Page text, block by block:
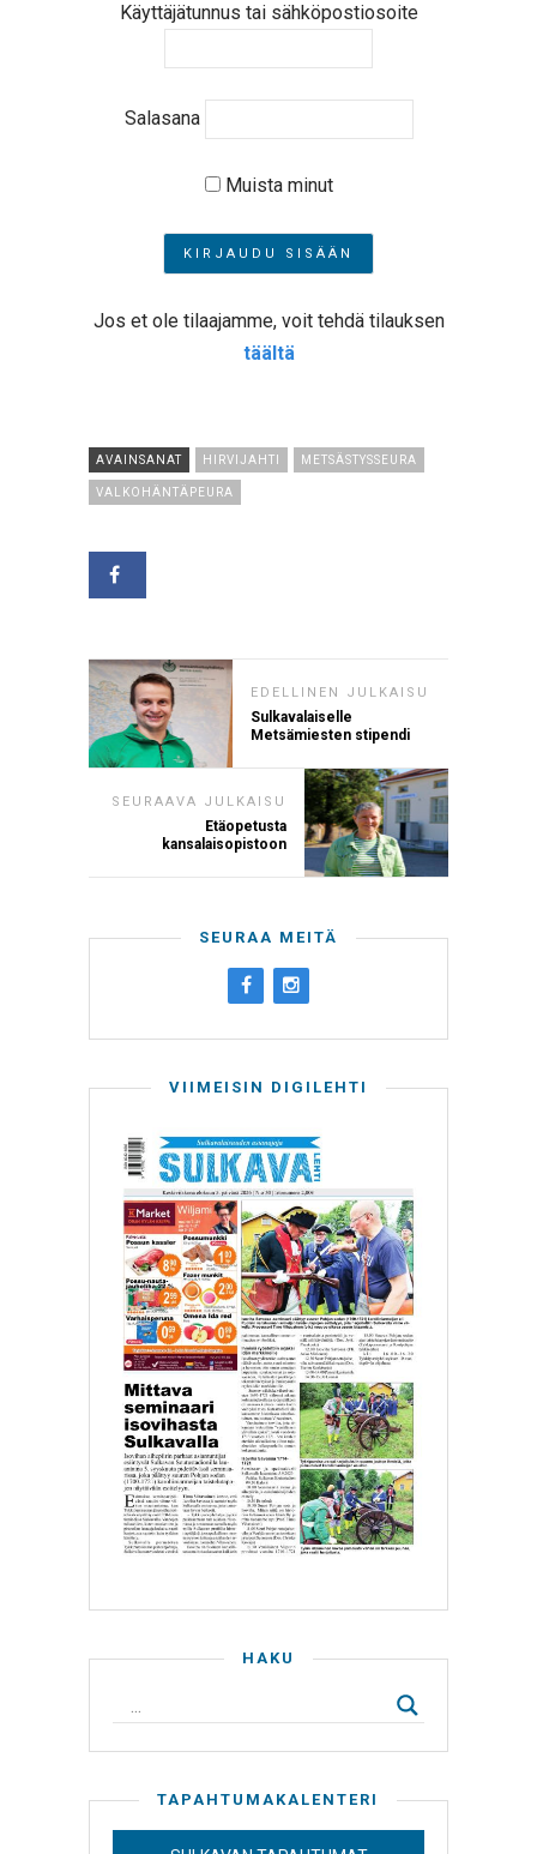
Käyttäjätunnus tai sähköpostiosoite
Salasana
Muista minut
Jos et ole tilaajamme, voit tehdä tilauksen
täältä
AVAINSANAT HIRVIJAHTI METSÄSTYSSEURA
VALKOHÄNTÄPEURA
EDELLINEN JULKAISU
Sulkavalaiselle
Metsämiesten stipendi
SEURAAVA JULKAISU
Etäopetusta
kansalaisopistoon
SEURAA MEITÄ
VIIMEISIN DIGILEHTI
HAKU
TAPAHTUMAKALENTERI